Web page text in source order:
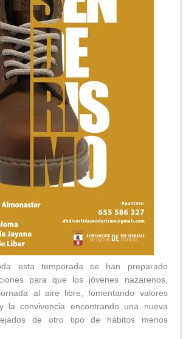
esta temporada se han preparado
para que los jóvenes nazarenos,
al aire libre, fomentando valores
la convivencia encontrando una nueva
de otro tipo de hábitos menos